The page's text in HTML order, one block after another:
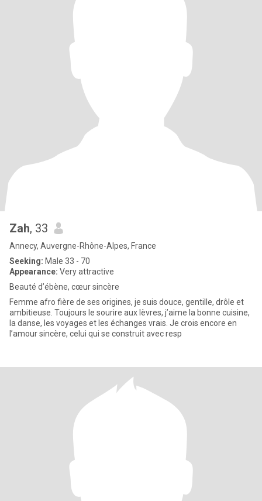
Zah, 33
Annecy, Auvergne-Rhône-Alpes, France
Seeking: Male 33 - 70
Appearance: Very attractive
Beauté d’ébène, cœur sincère
Femme afro fière de ses origines, je suis douce, gentille, drôle et
ambitieuse. Toujours le sourire aux lèvres, j’aime la bonne cuisine,
la danse, les voyages et les échanges vrais. Je crois encore en
l’amour sincère, celui qui se construit avec resp